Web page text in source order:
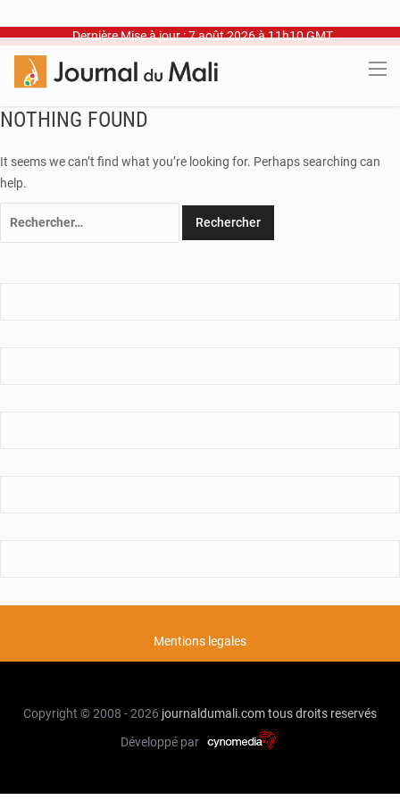
Dernière Mise à jour : 7 août 2026 à 11h10 GMT
NOTHING FOUND
It seems we can’t find what you’re looking for. Perhaps searching can
help.
Mentions legales
Copyright © 2008 - 2026 journaldumali.comtous droits reservés
Développé par